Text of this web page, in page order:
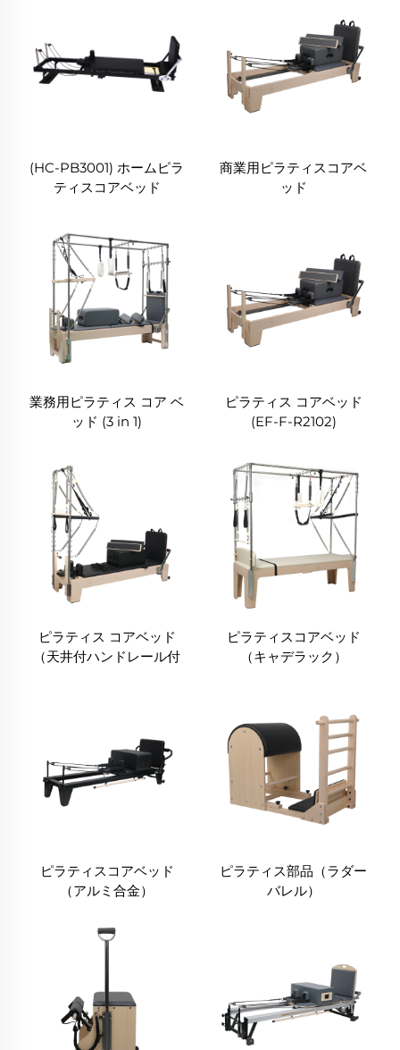
(HC-PB3001) ホームピラ
ティスコアベッド
商業用ピラティスコアベ
ッド
業務用ピラティス コア ベ
ッド (3 in 1)
ピラティス コアベッド
(EF-F-R2102)
ピラティス コアベッド
（天井付ハンドレール付
ピラティスコアベッド
（キャデラック）
ピラティスコアベッド
（アルミ合金）
ピラティス部品（ラダー
バレル）